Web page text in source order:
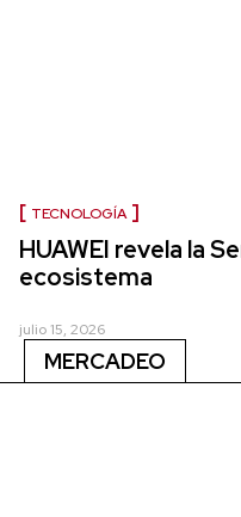
TECNOLOGÍA
HUAWEI revela la
ecosistema
julio 15, 2026
MERCADEO